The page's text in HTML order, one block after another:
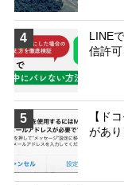
4
LINE
信許
5
【ド
があ